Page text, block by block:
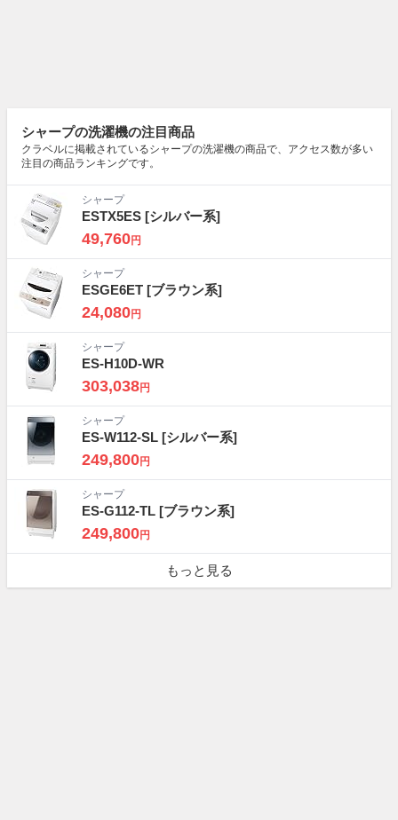
シャープの洗濯機の注目商品
クラベルに掲載されているシャープの洗濯機の商品で、アクセス数が多い
注目の商品ランキングです。
シャープ
ESTX5ES [シルバー系]
49,760円
シャープ
ESGE6ET [ブラウン系]
24,080円
シャープ
ES-H10D-WR
303,038円
シャープ
ES-W112-SL [シルバー系]
249,800円
シャープ
ES-G112-TL [ブラウン系]
249,800円
もっと見る